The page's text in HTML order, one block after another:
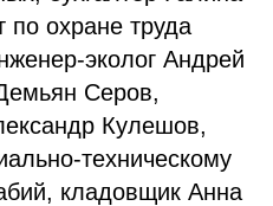
по охране труда
эколог Андрей
Серов,
Кулешов,
техническому
кладовщик Анна